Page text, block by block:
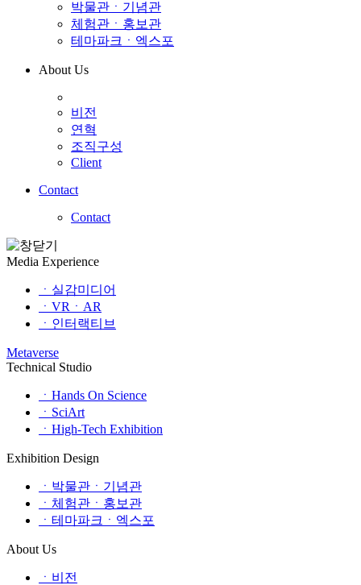
박물관ㆍ기념관
체험관ㆍ홍보관
테마파크ㆍ엑스포
About Us
비전
연혁
조직구성
Client
Contact
Contact
Media Experience
ㆍ실감미디어
ㆍVRㆍAR
ㆍ인터랙티브
Metaverse
Technical Studio
ㆍHands On Science
ㆍSciArt
ㆍHigh-Tech Exhibition
Exhibition Design
ㆍ박물관ㆍ기념관
ㆍ체험관ㆍ홍보관
ㆍ테마파크ㆍ엑스포
About Us
ㆍ비전